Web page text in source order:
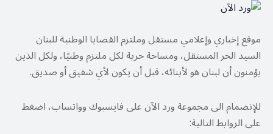
موقع إخباري وإعلامي مستقل وملتزم القضايا الوطنية للبنان
السيد الحر المستقل، ومساحة حرية لكل ملتزم وطنيًا، ولكل الذين
يؤمنون أن لبنان هو لأبنائه، قبل أن يكون لأي شقيق أو صديق.
للإنضمام الى مجموعة ورد الآن على فايسبوك وواتساب، اضغط
على الروابط التالية: